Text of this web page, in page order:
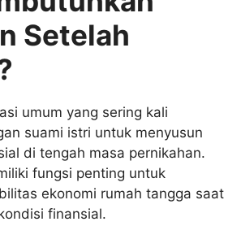
Setelah
umum yang sering kali
suami istri untuk menyusun
di tengah masa pernikahan.
fungsi penting untuk
ekonomi rumah tangga saat
finansial.